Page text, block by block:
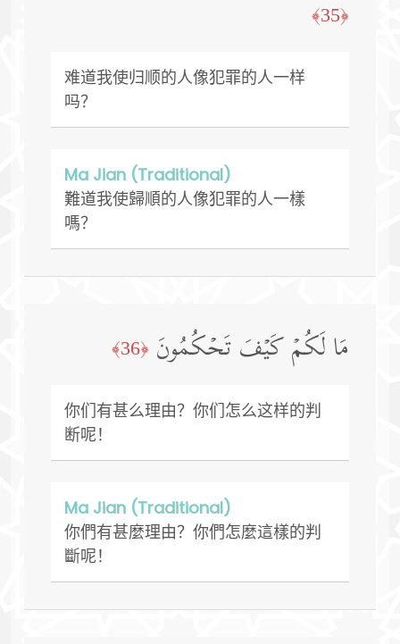
﴿35﴾
难道我使归顺的人像犯罪的人一样
吗？
Ma Jian (Traditional)
難道我使歸順的人像犯罪的人一樣
嗎？
مَا لَكُمۡ كَیۡفَ تَحۡكُمُونَ ﴿36﴾
你们有甚么理由？你们怎么这样的判
断呢！
Ma Jian (Traditional)
你們有甚麼理由？你們怎麼這樣的判
斷呢！